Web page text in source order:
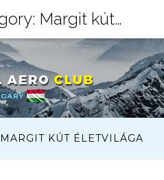
MARGIT KÚT ÉLETVILÁGA
Galéria - Category: Margit kút életvilága